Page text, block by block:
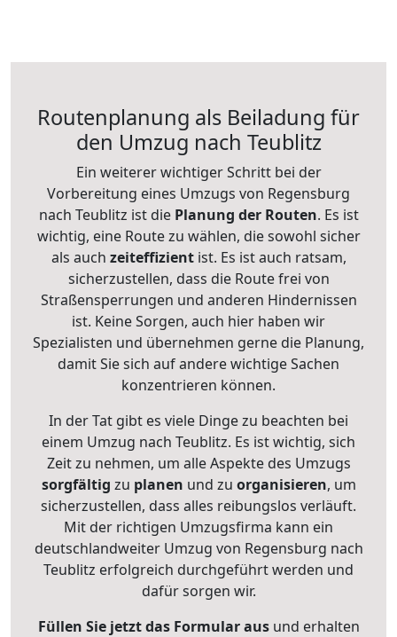
Routenplanung als Beiladung für
den Umzug nach Teublitz
Ein weiterer wichtiger Schritt bei der
Vorbereitung eines Umzugs von Regensburg
nach Teublitz ist diePlanung der Routen. Es ist
wichtig, eine Route zu wählen, die sowohl sicher
als auch zeiteffizientist. Es ist auch ratsam,
sicherzustellen, dass die Route frei von
Straßensperrungen und anderen Hindernissen
ist. Keine Sorgen, auch hier haben wir
Spezialisten und übernehmen gerne die Planung,
damit Sie sich auf andere wichtige Sachen
konzentrieren können.
In der Tat gibt es viele Dinge zu beachten bei
einem Umzug nach Teublitz. Es ist wichtig, sich
Zeit zu nehmen, um alle Aspekte des Umzugs
sorgfältig zu planen und zu organisieren, um
sicherzustellen, dass alles reibungslos verläuft.
Mit der richtigen Umzugsfirma kann ein
deutschlandweiter Umzug von Regensburg nach
Teublitz erfolgreich durchgeführt werden und
dafür sorgen wir.
Füllen Sie jetzt das Formular ausund erhalten